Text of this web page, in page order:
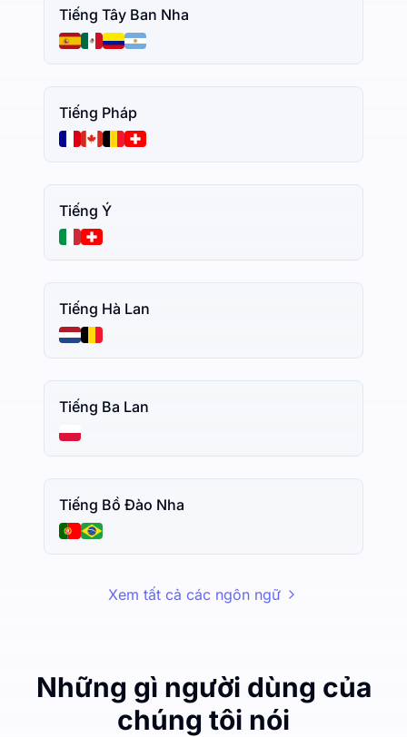
Tiếng Tây Ban Nha
Tiếng Pháp
Tiếng Ý
Tiếng Hà Lan
Tiếng Ba Lan
Tiếng Bồ Đào Nha
Xem tất cả các ngôn ngữ
Những gì người dùng của
chúng tôi nói